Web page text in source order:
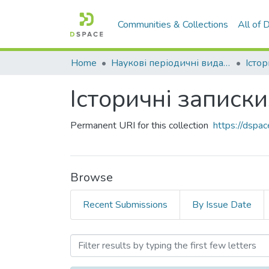
Communities & Collections All of
Home Наукові періодичні видання СНУ ім. В. Даля
Історичні
Permanent URI for this collection https://
Browse
Recent Submissions By Issue Date
Browsing Історичні